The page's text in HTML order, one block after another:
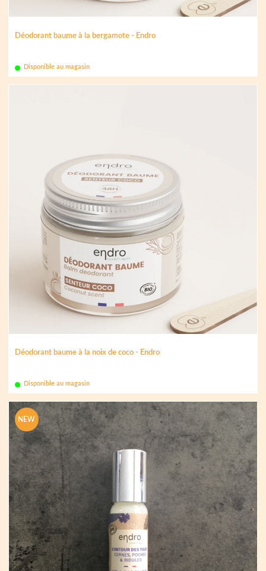
Déodorant baume à la bergamote - Endro
Disponible au magasin
Déodorant baume à la noix de coco - Endro
Disponible au magasin
NEW